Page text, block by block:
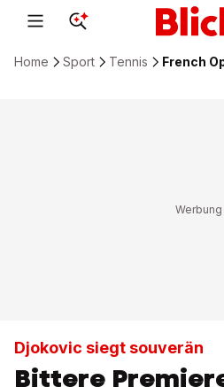
Home Sport Tennis French
Djokovic siegt souverän
Bittere